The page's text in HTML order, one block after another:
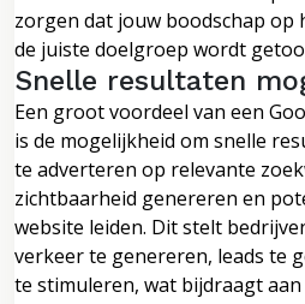
zorgen dat jouw boodschap op
de juiste doelgroep wordt
Snelle resultaten
Een groot voordeel van een
is de mogelijkheid om snelle
te adverteren op relevante
zichtbaarheid genereren en
website leiden. Dit stelt
verkeer te genereren, leads te
te stimuleren, wat bijdraagt